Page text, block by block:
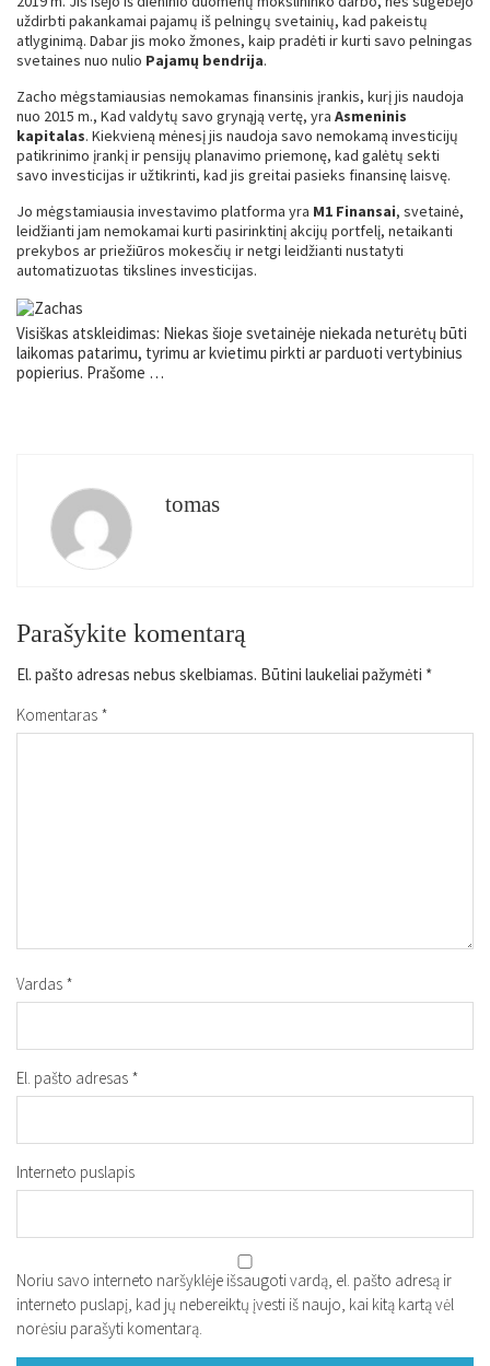
uždirbti pakankamai pajamų iš pelningų svetainių, kad pakeistų
atlyginimą. Dabar jis moko žmones, kaip pradėti ir kurti savo pelningas
svetaines nuo nulio Pajamų bendrija.
Zacho mėgstamiausias nemokamas finansinis įrankis, kurį jis naudoja
nuo 2015 m., Kad valdytų savo grynąją vertę, yra Asmeninis
kapitalas. Kiekvieną mėnesį jis naudoja savo nemokamą investicijų
patikrinimo įrankį ir pensijų planavimo priemonę, kad galėtų sekti
savo investicijas ir užtikrinti, kad jis greitai pasieks finansinę laisvę.
Jo mėgstamiausia investavimo platforma yra M1 Finansai, svetainė,
leidžianti jam nemokamai kurti pasirinktinį akcijų portfelį, netaikanti
prekybos ar priežiūros mokesčių ir netgi leidžianti nustatyti
automatizuotas tikslines investicijas.
Visiškas atskleidimas: Niekas šioje svetainėje niekada neturėtų būti
laikomas patarimu, tyrimu ar kvietimu pirkti ar parduoti vertybinius
popierius. Prašome …
tomas
Parašykite komentarą
El. pašto adresas nebus skelbiamas. Būtini laukeliai pažymėti *
Komentaras *
Vardas *
El. pašto adresas *
Interneto puslapis
Noriu savo interneto naršyklėje išsaugoti vardą, el. pašto adresą ir
interneto puslapį, kad jų nebereiktų įvesti iš naujo, kai kitą kartą vėl
norėsiu parašyti komentarą.